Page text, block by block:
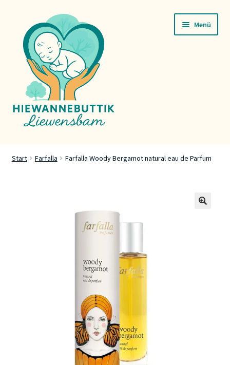
Navigation
springen
Inhalt
springen
Menü
Start Farfalla Farfalla Woody Bergamot natural eau de Parfum